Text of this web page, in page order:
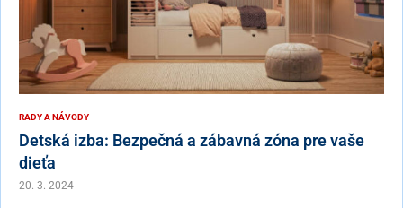
RADY A NÁVODY
Detská izba: Bezpečná a zábavná zóna pre vaše
dieťa
20. 3. 2024